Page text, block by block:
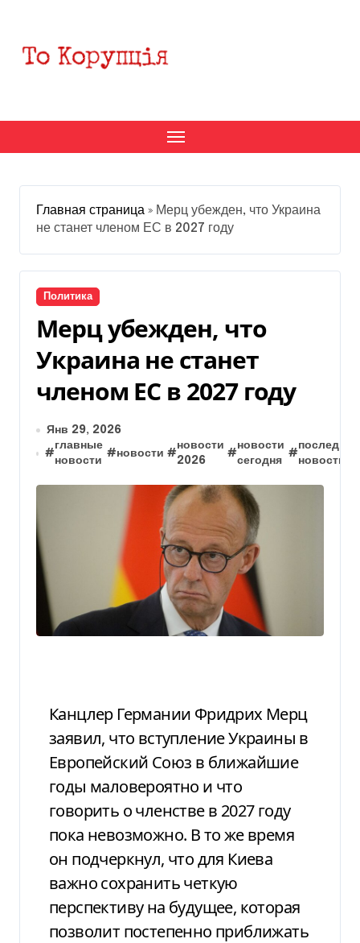
содержанию
Главная страница » Мерц убежден, что Украина
не станет членом ЕС в 2027 году
Политика
Мерц убежден, что
Украина не станет
членом ЕС в 2027 году
Янв 29, 2026
#
главные
новости
#новости #
новости
2026
#
новости
сегодня
#
последние
новости
Канцлер Германии Фридрих Мерц
заявил, что вступление Украины в
Европейский Союз в ближайшие
годы маловероятно и что
говорить о членстве в 2027 году
пока невозможно. В то же время
он подчеркнул, что для Киева
важно сохранить четкую
перспективу на будущее, которая
позволит постепенно приближать